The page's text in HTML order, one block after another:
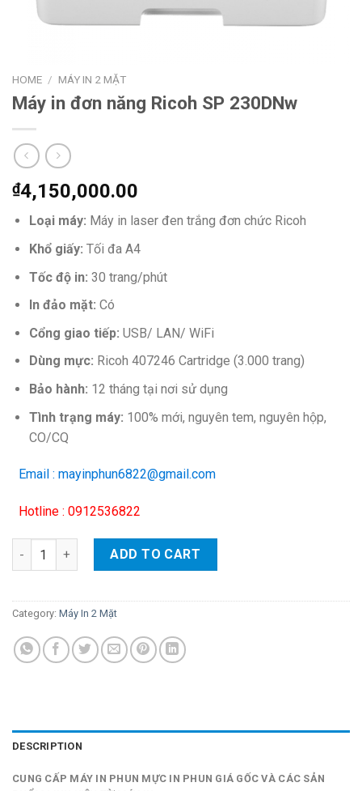
HOME / MÁY IN 2 MẶT
Máy in đơn năng Ricoh SP 230DNw
₫4,150,000.00
Loại máy: Máy in laser đen trắng đơn chức Ricoh
Khổ giấy: Tối đa A4
Tốc độ in: 30 trang/phút
In đảo mặt: Có
Cổng giao tiếp: USB/ LAN/ WiFi
Dùng mực: Ricoh 407246 Cartridge (3.000 trang)
Bảo hành: 12 tháng tại nơi sử dụng
Tình trạng máy: 100% mới, nguyên tem, nguyên hộp,
CO/CQ
Email : mayinphun6822@gmail.com
Hotline : 0912536822
Máy in đơn năng Ricoh SP 230DNw quantity
ADD TO CART
Category: Máy In 2 Mặt
DESCRIPTION
CUNG CẤP MÁY IN PHUN MỰC IN PHUN GIÁ GỐC VÀ CÁC SẢN